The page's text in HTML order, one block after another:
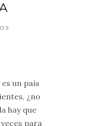
un país
¿no
hay que
para